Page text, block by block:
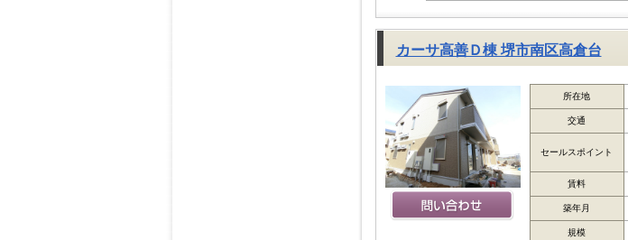
カーサ高善Ｄ棟 堺市南区高倉台
所在地
交通
セールスポイント
賃料
築年月
規模